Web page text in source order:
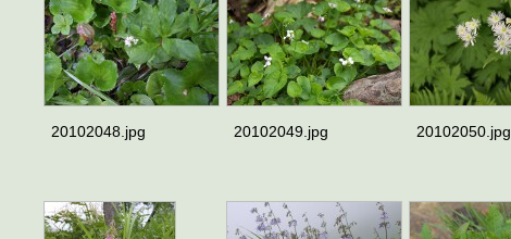
20102048.jpg 20102049.jpg 20102050.jpg